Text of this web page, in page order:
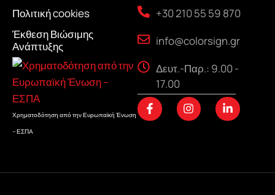
Πολιτική cookies
Έκθεση Βιώσιμης
Ανάπτυξης
Χρηματοδότηση από την Ευρωπαϊκή Ένωση
– ΕΣΠΑ
+30 210 55 59 870
info@colorsign.gr
Δευτ.-Παρ.: 9.00 -
17.00
F
a
c
I
n
s
L
i
n